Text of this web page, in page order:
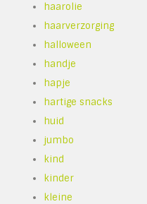
haarolie
haarverzorging
halloween
handje
hapje
hartige snacks
huid
jumbo
kind
kinder
kleine